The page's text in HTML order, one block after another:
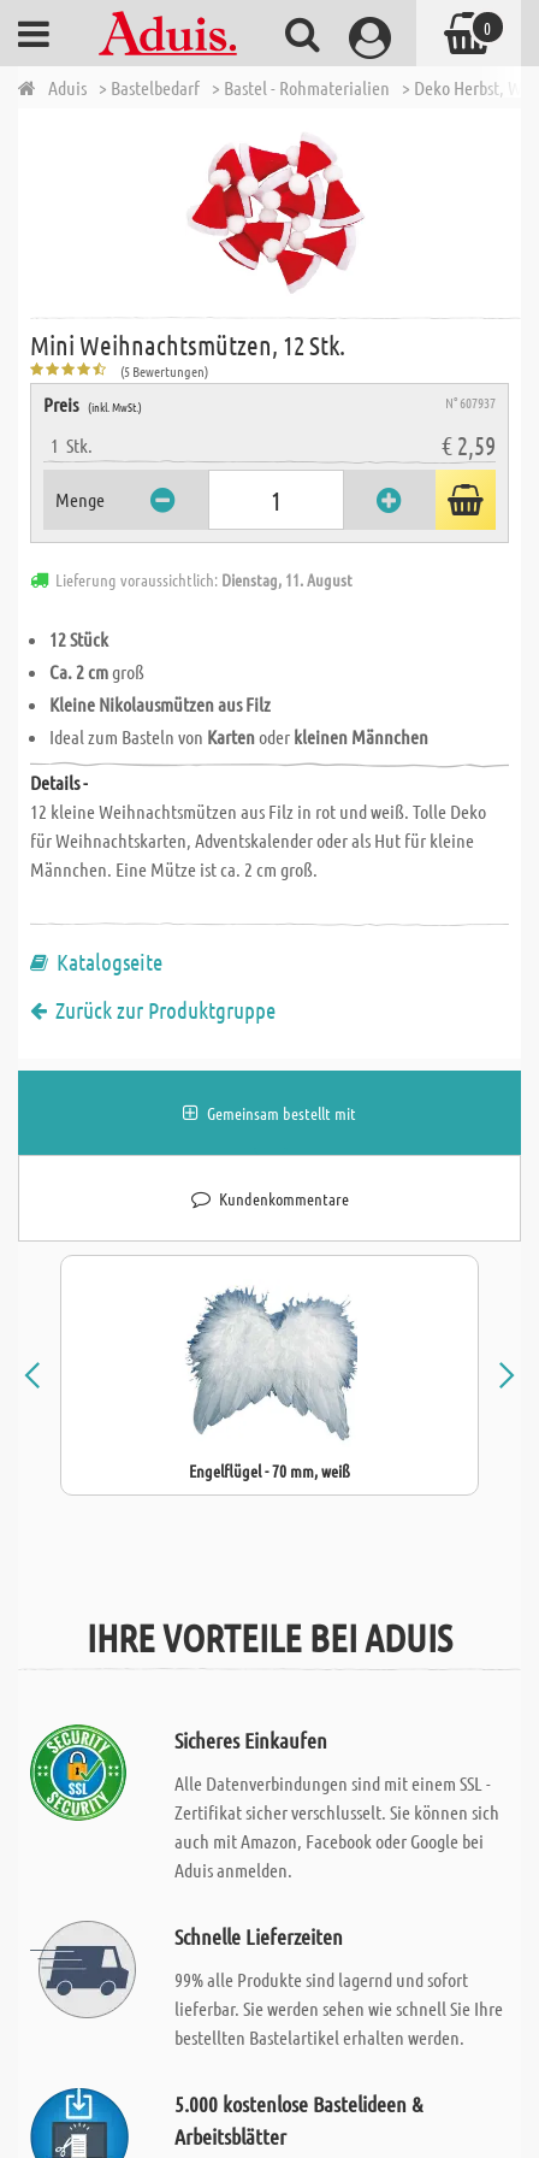
Aduis > Bastelbedarf > Bastel - Rohmaterialien > Deko Herbst,
Mini Weihnachtsmützen, 12 Stk.
(5 Bewertungen)
Preis (inkl. MwSt.) N° 607937
1 Stk. € 2,59
Menge
Lieferung voraussichtlich: Dienstag, 11. August
12 Stück
Ca. 2 cmgroß
Kleine Nikolausmützen aus Filz
Ideal zum Basteln von Kartenoder kleinen Männchen
Details -
12 kleine Weihnachtsmützen aus Filz in rot und weiß. Tolle Deko
für Weihnachtskarten, Adventskalender oder als Hut für kleine
Männchen. Eine Mütze ist ca. 2 cm groß.
Katalogseite
Zurück zur Produktgruppe
Gemeinsam bestellt mit
Kundenkommentare
Engelflügel - 70 mm, weiß
IHRE VORTEILE BEI ADUIS
Sicheres Einkaufen
Alle Datenverbindungen sind mit einem SSL -
Zertifikat sicher verschlusselt. Sie können sich
auch mit Amazon, Facebook oder Google bei
Aduis anmelden.
Schnelle Lieferzeiten
99% alle Produkte sind lagernd und sofort
lieferbar. Sie werden sehen wie schnell Sie Ihre
bestellten Bastelartikel erhalten werden.
5.000 kostenlose Bastelideen &
Arbeitsblätter
0